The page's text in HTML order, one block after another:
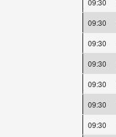
09:30
09:30
09:30
09:30
09:30
09:30
09:30